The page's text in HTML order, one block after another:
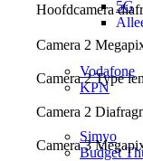
5G
Providers
Odido
Vodafone
KPN
Ben
Simyo
Budget
Hoofdcamera
Camera 2
Camera 2 Type
Camera 2
Camera 3